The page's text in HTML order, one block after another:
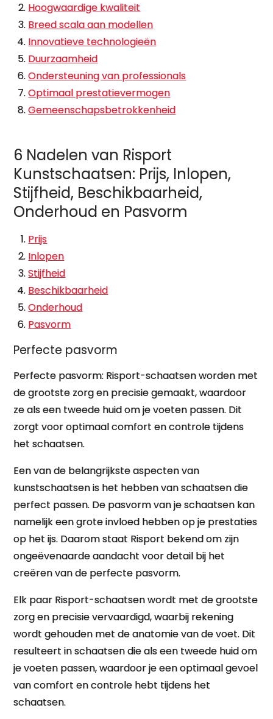
Hoogwaardige kwaliteit
Breed scala aan modellen
Innovatieve technologieën
Duurzaamheid
Ondersteuning van professionals
Optimaal prestatievermogen
Gemeenschapsbetrokkenheid
6 Nadelen van Risport
Kunstschaatsen: Prijs, Inlopen,
Stijfheid, Beschikbaarheid,
Onderhoud en Pasvorm
Prijs
Inlopen
Stijfheid
Beschikbaarheid
Onderhoud
Pasvorm
Perfecte pasvorm
Perfecte pasvorm: Risport-schaatsen worden met
de grootste zorg en precisie gemaakt, waardoor
ze als een tweede huid om je voeten passen. Dit
zorgt voor optimaal comfort en controle tijdens
het schaatsen.
Een van de belangrijkste aspecten van
kunstschaatsen is het hebben van schaatsen die
perfect passen. De pasvorm van je schaatsen kan
namelijk een grote invloed hebben op je prestaties
op het ijs. Daarom staat Risport bekend om zijn
ongeëvenaarde aandacht voor detail bij het
creëren van de perfecte pasvorm.
Elk paar Risport-schaatsen wordt met de grootste
zorg en precisie vervaardigd, waarbij rekening
wordt gehouden met de anatomie van de voet. Dit
resulteert in schaatsen die als een tweede huid om
je voeten passen, waardoor je een optimaal gevoel
van comfort en controle hebt tijdens het
schaatsen.